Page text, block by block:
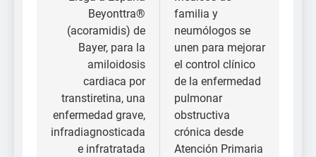
entradas
Beyonttra®
(acoramidis) de
Bayer, para la
amiloidosis
cardiaca por
transtiretina, una
enfermedad grave,
infradiagnosticada
e infratratada
familia y
neumólogos se
unen para mejorar
el control clínico
de la enfermedad
pulmonar
obstructiva
crónica desde
Atención Primaria